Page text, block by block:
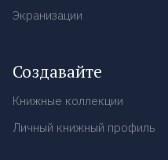
Экранизации
Создавайте
Книжные коллекции
Личный книжный профиль